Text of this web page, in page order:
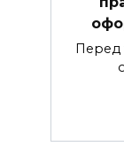
Перед